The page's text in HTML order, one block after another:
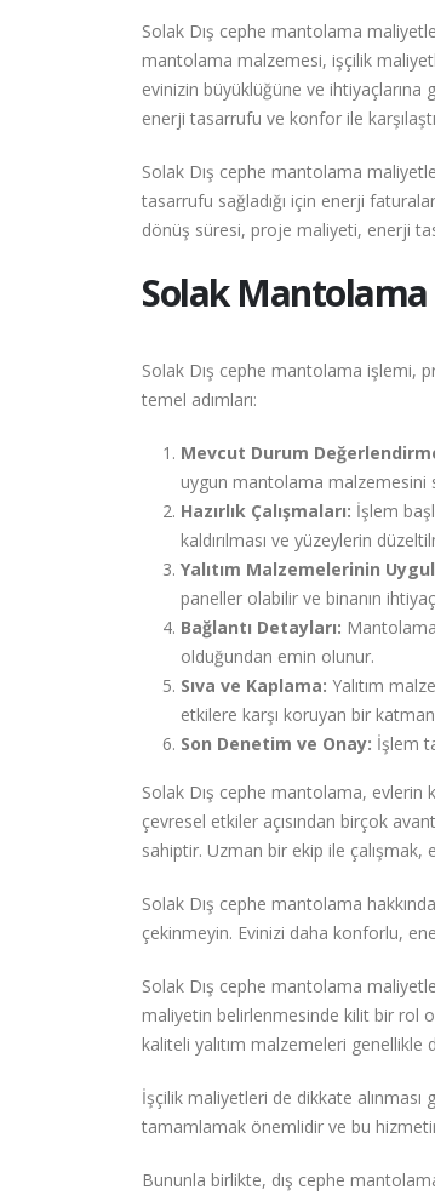
Solak Dış cephe mantolama
mantolama malzemesi, işçilik
evinizin büyüklüğüne ve
enerji tasarrufu ve konfor ile
Solak Dış cephe mantolama
tasarrufu sağladığı için enerji
dönüş süresi, proje maliyeti, enerji
SolakMantolama
Solak Dış cephe mantolama işlemi,
temel adımları:
Mevcut Durum
uygun mantolama malzemesini
Hazırlık Çalışmaları: İşlem
kaldırılması ve yüzeylerin
Yalıtım Malzemelerinin
paneller olabilir ve binanın
Bağlantı Detayları:
olduğundan emin olunur.
Sıva ve Kaplama: Yalıtım
etkilere karşı koruyan bir
Son Denetim ve Onay: İşlem
Solak Dış cephe mantolama, evlerin
çevresel etkiler açısından birçok
sahiptir. Uzman bir ekip ile çalışmak,
Solak Dış cephe mantolama
çekinmeyin. Evinizi daha konforlu,
Solak Dış cephe mantolama
maliyetin belirlenmesinde kilit bir rol
kaliteli yalıtım malzemeleri
İşçilik maliyetleri de dikkate
tamamlamak önemlidir ve bu
Bununla birlikte, dış cephe